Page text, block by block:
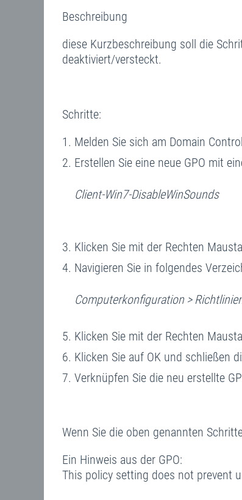
Beschreibung
diese Kurzbeschreibung soll die
deaktiviert/versteckt.
Schritte:
Melden Sie sich am Domain
Erstellen Sie eine neue GPO mit
Client-Win7-DisableWinSounds
Klicken Sie mit der Rechten
Navigieren Sie in folgendes
Computerkonfiguration >
Klicken Sie mit der Rechten
Klicken Sie auf OK und schließen
Verknüpfen Sie die neu erstellte
Wenn Sie die oben genannten
Ein Hinweis aus der GPO:
This policy setting does not prevent